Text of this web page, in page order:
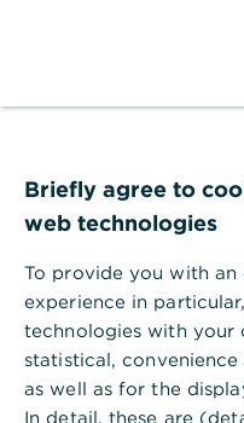
Firmenkundenportal &
Zugang zum
Zugang zum
erhalten
Sie haben als
mitarbeitende Person
Möglichkeit, Zugänge
mithilfe unseres
Briefly agree to
web technologies
To provide you with
experience in
technologies with your
statistical,
as well as for the
In detail, these are